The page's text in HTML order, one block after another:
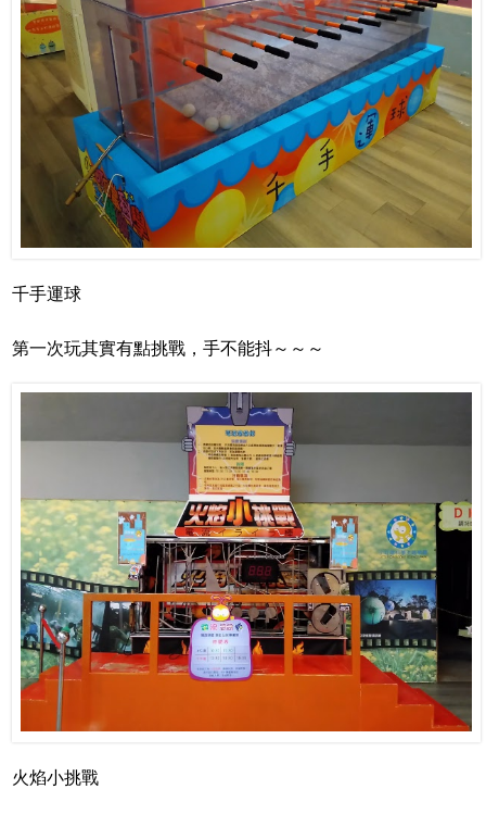
千手運球
第一次玩其實有點挑戰，手不能抖～～～
火焰小挑戰